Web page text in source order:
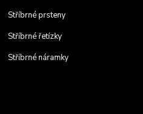
Stříbrné prsteny
Stříbrné řetízky
Stříbrné náramky